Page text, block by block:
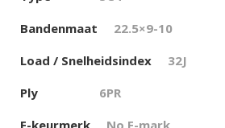
Bandenmaat
22.5×9-10
Load / Snelheidsindex
32J
Ply
6PR
E-keurmerk
No E-mark